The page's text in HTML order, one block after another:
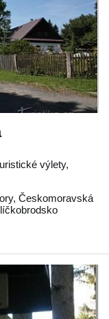
výlety,
, Českomoravská